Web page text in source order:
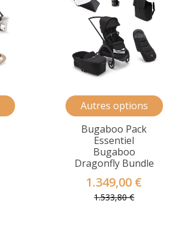
Autres options
Bugaboo Pack
Essentiel
Bugaboo
Dragonfly Bundle
1.349,00 €
1.533,80 €